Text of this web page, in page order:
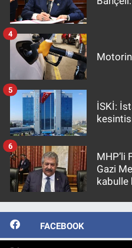
4
İSKİ:
5
MHP’li
Gazi
kabulle
6
FACEBOOK